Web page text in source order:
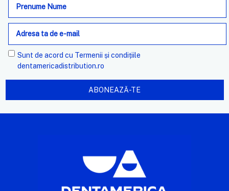
e-
mail
Sunt de acord cu Termenii și condițiile
dentamericadistribution.ro